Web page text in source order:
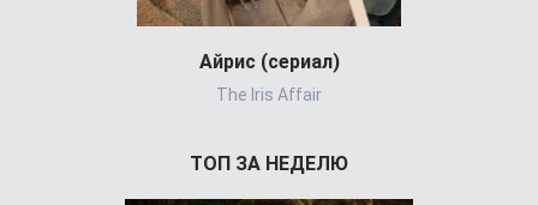
Айрис (сериал)
The Iris Affair
ТОП ЗА НЕДЕЛЮ